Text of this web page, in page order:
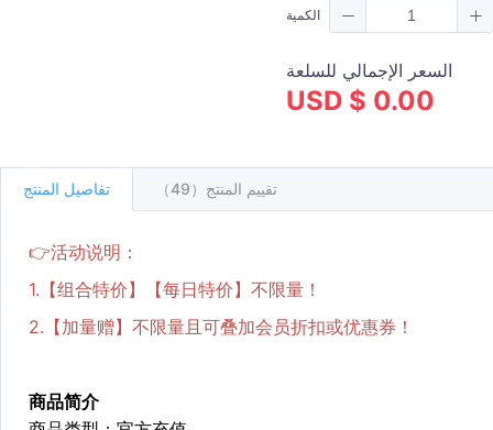
الكمية
السعر الإجمالي للسلعة
USD $ 0.00
تفاصيل المنتج تقييم المنتج（49）
👉活动说明：
1.【组合特价】【每日特价】不限量！
2.【加量赠】不限量且可叠加会员折扣或优惠券！
商品简介